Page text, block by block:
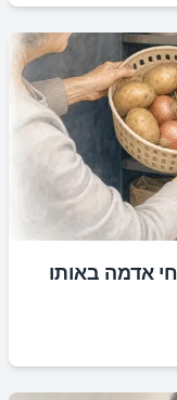
אדמה באותו